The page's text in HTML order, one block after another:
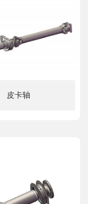
皮卡轴